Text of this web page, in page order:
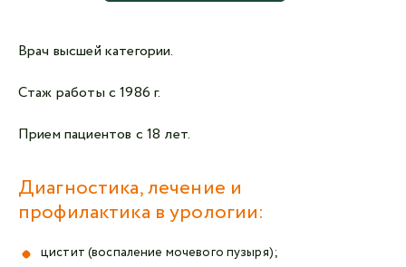
Врач высшей категории.
Cтаж работы с 1986 г.
Прием пациентов с 18 лет.
Диагностика, лечение и
профилактика в урологии:
цистит (воспаление мочевого пузыря);